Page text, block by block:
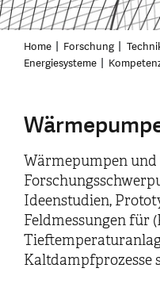
Home Forschung
Energiesysteme
Wärmepumpen
Ideenstudien,
Feldmessungen für
Kaltdampfprozesse